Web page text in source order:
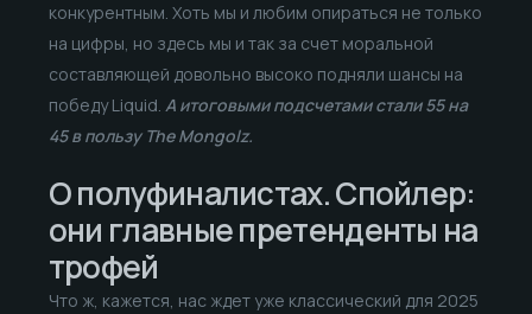
конкурентным. Хоть мы и любим опираться не только
на цифры, но здесь мы и так за счет моральной
составляющей довольно высоко подняли шансы на
победу Liquid. А итоговыми подсчетами стали 55 на
45 в пользу The Mongolz.
О полуфиналистах. Спойлер:
они главные претенденты на
трофей
Что ж, кажется, нас ждет уже классический для 2025